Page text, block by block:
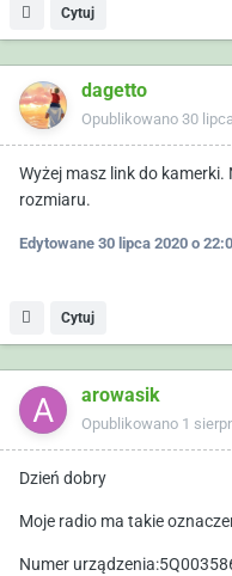
Cytuj
dagetto
Opublikowano 30
Wyżej masz link do
rozmiaru.
Edytowane 30 lipca 2020 o
Cytuj
arowasik
Opublikowano 1
Dzień dobry
Moje radio ma takie
Numer